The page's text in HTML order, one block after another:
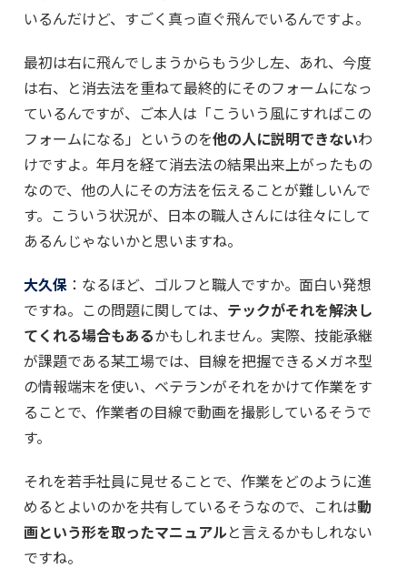
いるんだけど、すごく真っ直ぐ飛んでいるんですよ。
最初は右に飛んでしまうからもう少し左、あれ、今度
は右、と消去法を重ねて最終的にそのフォームになっ
ているんですが、ご本人は「こういう風にすればこの
フォームになる」というのを他の人に説明できないわ
けですよ。年月を経て消去法の結果出来上がったもの
なので、他の人にその方法を伝えることが難しいんで
す。こういう状況が、日本の職人さんには往々にして
あるんじゃないかと思いますね。
大久保 ：なるほど、ゴルフと職人ですか。面白い発想
ですね。この問題に関しては、 テックがそれを解決し
てくれる場合もあるかもしれません。実際、技能承継
が課題である某工場では、目線を把握できるメガネ型
の情報端末を使い、ベテランがそれをかけて作業をす
ることで、作業者の目線で動画を撮影しているそうで
す。
それを若手社員に見せることで、作業をどのように進
めるとよいのかを共有しているそうなので、これは動
画という形を取ったマニュアルと言えるかもしれない
ですね。